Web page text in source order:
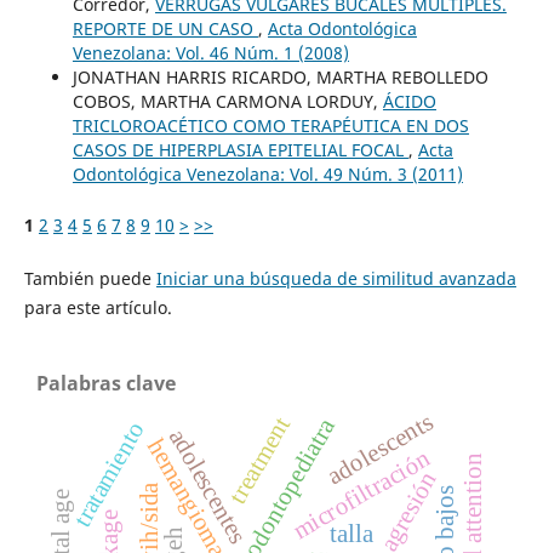
REPORTE DE UN CASO , Acta Odontológica
Venezolana: Vol. 46 Núm. 1 (2008)
JONATHAN HARRIS RICARDO, MARTHA REBOLLEDO
COBOS, MARTHA CARMONA LORDUY, ÁCIDO
TRICLOROACÉTICO COMO TERAPÉUTICA EN DOS
CASOS DE HIPERPLASIA EPITELIAL FOCAL , Acta
Odontológica Venezolana: Vol. 49 Núm. 3 (2011)
1 2 3 4 5 6 7 8 9 10 > >>
También puede Iniciar una búsqueda de similitud avanzada
para este artículo.
Palabras clave
microfiltración
agresión
odontopediatra
hemangiomas
adolescentes
tratamiento adolescents
treatment
talla
vih/sidageh